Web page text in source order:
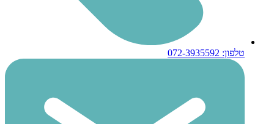
טלפון: 072-3935592